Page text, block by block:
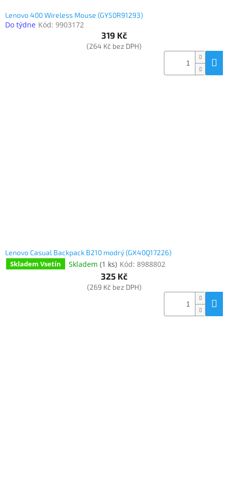
Lenovo 400 Wireless Mouse (GY50R91293)
Do týdne Kód: 9903172
319 Kč
(264 Kč bez DPH)
Lenovo Casual Backpack B210 modrý (GX40Q17226)
Skladem Vsetín Skladem (1 ks) Kód: 8988802
325 Kč
(269 Kč bez DPH)